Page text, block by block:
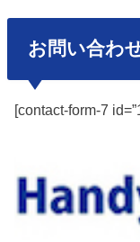
お問い合わ
[contact-form-7